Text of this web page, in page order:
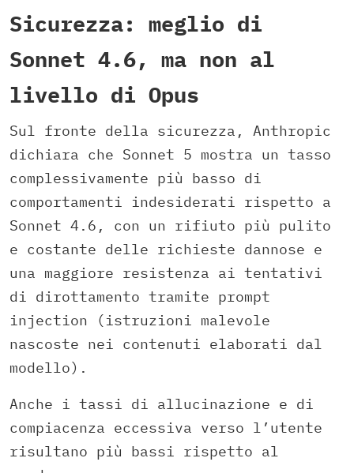
Sicurezza: meglio di
Sonnet 4.6, ma non al
livello di Opus
Sul fronte della sicurezza, Anthropic
dichiara che Sonnet 5 mostra un tasso
complessivamente più basso di
comportamenti indesiderati rispetto a
Sonnet 4.6, con un rifiuto più pulito
e costante delle richieste dannose e
una maggiore resistenza ai tentativi
di dirottamento tramite prompt
injection (istruzioni malevole
nascoste nei contenuti elaborati dal
modello).
Anche i tassi di allucinazione e di
compiacenza eccessiva verso l’utente
risultano più bassi rispetto al